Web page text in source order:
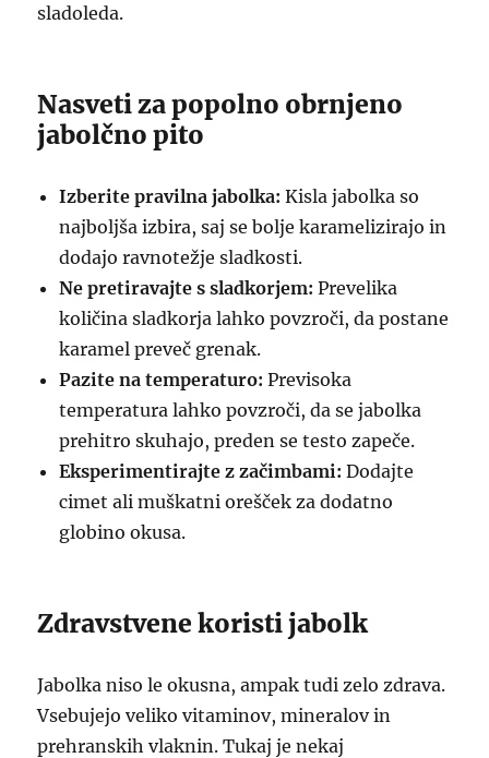
sladoleda.
Nasveti za popolno obrnjeno
jabolčno pito
Izberite pravilna jabolka: Kisla jabolka so
najboljša izbira, saj se bolje karamelizirajo in
dodajo ravnotežje sladkosti.
Ne pretiravajte s sladkorjem: Prevelika
količina sladkorja lahko povzroči, da postane
karamel preveč grenak.
Pazite na temperaturo: Previsoka
temperatura lahko povzroči, da se jabolka
prehitro skuhajo, preden se testo zapeče.
Eksperimentirajte z začimbami: Dodajte
cimet ali muškatni orešček za dodatno
globino okusa.
Zdravstvene koristi jabolk
Jabolka niso le okusna, ampak tudi zelo zdrava.
Vsebujejo veliko vitaminov, mineralov in
prehranskih vlaknin. Tukaj je nekaj